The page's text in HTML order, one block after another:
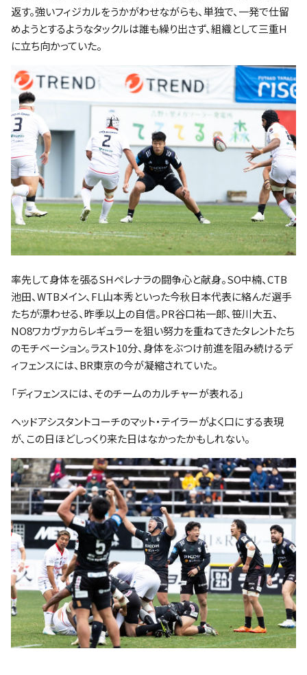
返す。強いフィジカルをうかがわせながらも、単独で、一発で仕留
めようとするようなタックルは誰も繰り出さず、組織として三重H
に立ち向かっていた。
率先して身体を張るSHペレナラの闘争心と献身。SO中楠、CTB
池田、WTBメイン、FL山本秀といった今秋日本代表に絡んだ選手
たちが漂わせる、昨季以上の自信。PR谷口祐一郎、笹川大五、
NO8ワカヴァカらレギュラーを狙い努力を重ねてきたタレントたち
のモチベーション。ラスト10分、身体をぶつけ前進を阻み続けるデ
ィフェンスには、BR東京の今が凝縮されていた。
「ディフェンスには、そのチームのカルチャーが表れる」
ヘッドアシスタントコーチのマット・テイラーがよく口にする表現
が、この日ほどしっくり来た日はなかったかもしれない。